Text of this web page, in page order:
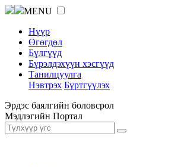
MENU
Нүүр
Өгөгдөл
Бүлгүүд
Бүрэлдэхүүн хэсгүүд
Танилцуулга
Нэвтрэх Бүртгүүлэх
Эрдэс баялгийн боловсрол
Мэдлэгийн Портал